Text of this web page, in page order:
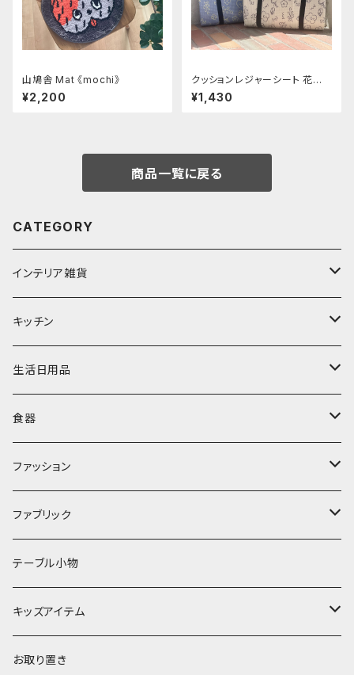
山鳩舎 Mat 《mochi》
¥2,200
クッションレジャーシート 花柄
Mサイズ
¥1,430
商品一覧に戻る
CATEGORY
インテリア雑貨
置物・オブジェ
ミラー
ぬいぐるみ
時計
フラワーベース
ランプ
キッチン
水筒・マグ
カトラリー
食器
その他
生活日用品
タオル・ハンカチ
キッチンクロス
その他
食器
コップ・マグカップ
プレート
ボウル
お茶碗
汁椀・丼ぶり
ファッション
バッグ
エプロン
財布・ポーチ
雨傘・日傘
ファブリック
タオル
クッションカバー
スローケット
テーブル小物
キッズアイテム
靴
お取り置き